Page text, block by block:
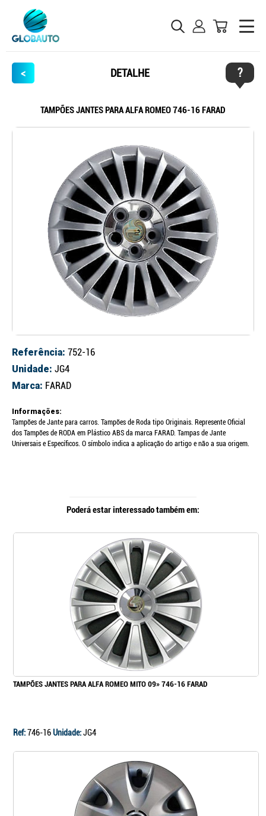
< DETALHE ?
TAMPÕES JANTES PARA ALFA ROMEO 746-16 FARAD
Referência: 752-16
Unidade: JG4
Marca: FARAD
Informações:
Tampões de Jante para carros. Tampões de Roda tipo Originais. Represente Oficial
dos Tampões de RODA em Plástico ABS da marca FARAD. Tampas de Jante
Universais e Específicos. O símbolo indica a aplicação do artigo e não a sua origem.
Poderá estar interessado também em:
TAMPÕES JANTES PARA ALFA ROMEO MITO 09» 746-16 FARAD
Ref:746-16Unidade:JG4